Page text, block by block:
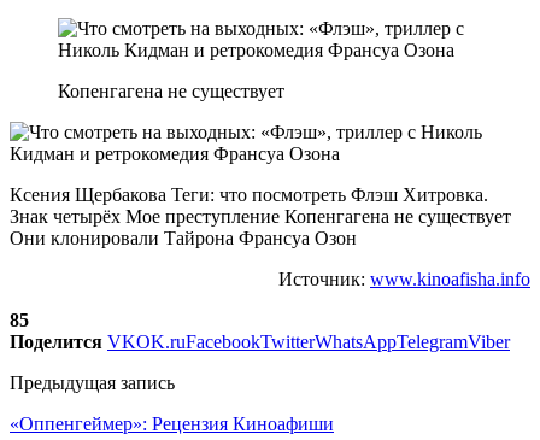
Копенгагена не существует
Ксения Щербакова Теги: что посмотреть Флэш Хитровка.
Знак четырёх Мое преступление Копенгагена не существует
Они клонировали Тайрона Франсуа Озон
Источник: www.kinoafisha.info
85
Поделится VKOK.ruFacebookTwitterWhatsAppTelegramViber
Предыдущая запись
«Оппенгеймер»: Рецензия Киноафиши